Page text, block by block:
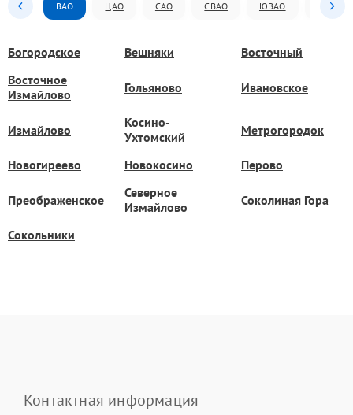
ВАО ЦАО САО СВАО ЮВАО ЮАО
Богородское Вешняки
Восточный
Восточное
Измайлово
Гольяново Ивановское
Измайлово
Косино-
Ухтомский
Метрогородок
Новогиреево Новокосино Перово
Преображенское
Северное
Измайлово
Соколиная Гора
Сокольники
Контактная информация